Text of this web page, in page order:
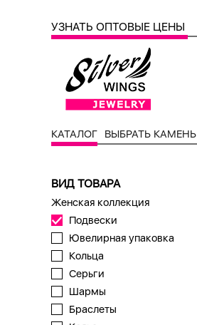
УЗНАТЬ ОПТОВЫЕ ЦЕНЫ
КАТАЛОГ ВЫБРАТЬ КАМЕНЬ
ВИД ТОВАРА
Женская коллекция
Подвески
Ювелирная упаковка
Кольца
Серьги
Шармы
Браслеты